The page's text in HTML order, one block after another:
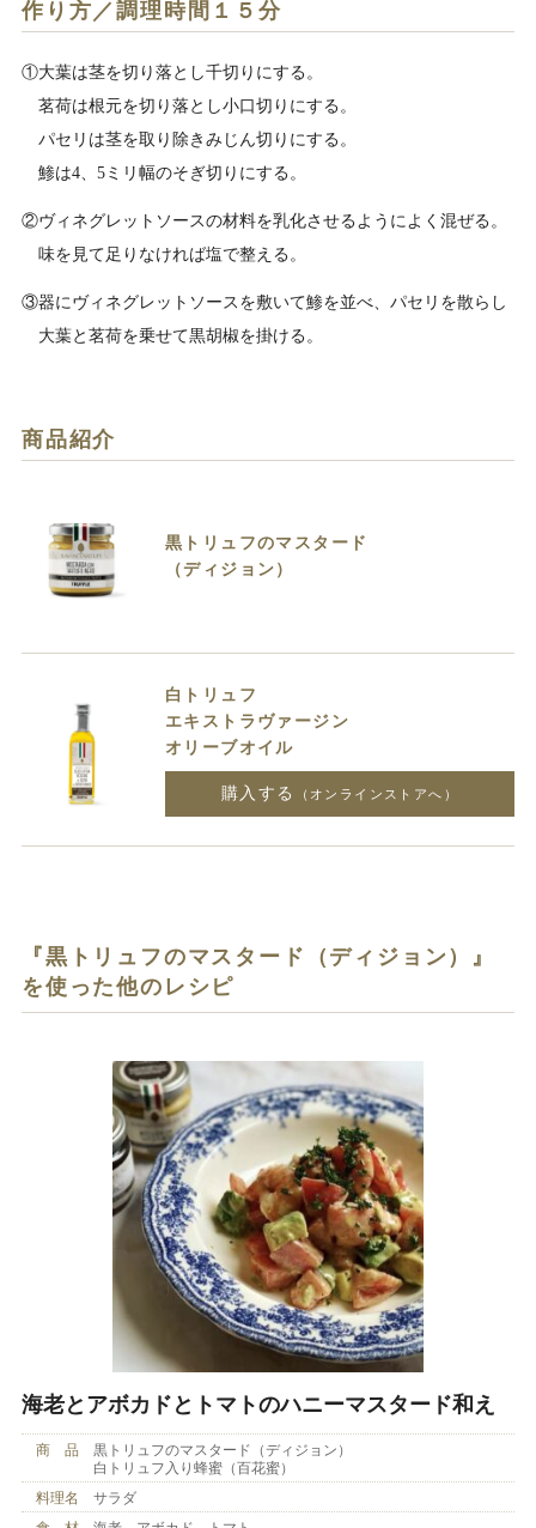
作り方／調理時間１５分
①大葉は茎を切り落とし千切りにする。
茗荷は根元を切り落とし小口切りにする。
パセリは茎を取り除きみじん切りにする。
鯵は4、5ミリ幅のそぎ切りにする。
②ヴィネグレットソースの材料を乳化させるようによく混ぜる。
味を見て足りなければ塩で整える。
③器にヴィネグレットソースを敷いて鯵を並べ、パセリを散らし
大葉と茗荷を乗せて黒胡椒を掛ける。
商品紹介
黒トリュフのマスタード
（ディジョン）
白トリュフ
エキストラヴァージン
オリーブオイル
購入する （オンラインストアへ）
『黒トリュフのマスタード（ディジョン）』
を使った他のレシピ
海老とアボカドとトマトのハニーマスタード和え
商 品
黒トリュフのマスタード（ディジョン）
白トリュフ入り蜂蜜（百花蜜）
料理名
サラダ